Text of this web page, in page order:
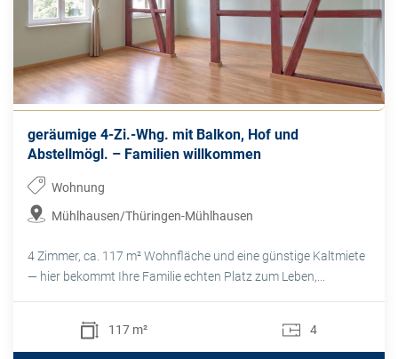
geräumige 4-Zi.-Whg. mit Balkon, Hof und
Abstellmögl. – Familien willkommen
Wohnung
Mühlhausen/Thüringen-Mühlhausen
4 Zimmer, ca. 117 m² Wohnfläche und eine günstige Kaltmiete
— hier bekommt Ihre Familie echten Platz zum Leben,...
117 m² 4